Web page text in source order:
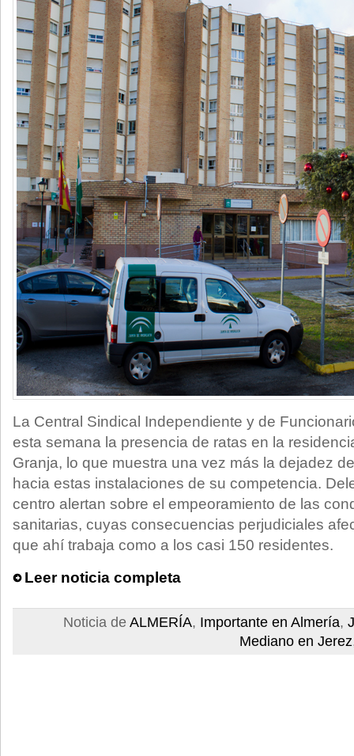
La Central Sindical Independiente y de
esta semana la presencia de ratas en la
Granja, lo que muestra una vez más la dejadez
hacia estas instalaciones de su competencia.
centro alertan sobre el empeoramiento de las
sanitarias, cuyas consecuencias perjudiciales
que ahí trabaja como a los casi 150 residentes.
Leer noticia completa
Noticia de ALMERÍA, Importante en Almería,
Mediano en Jerez